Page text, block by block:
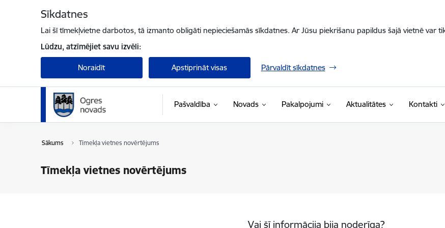
Sīkdatnes
Lai šī tīmekļvietne darbotos, tā izmanto obligāti nepieciešamās sīkdatnes. Ar Jūsu piekrišanu papildus šajā vietnē var
Lūdzu, atzīmējiet savu izvēli:
Noraidīt Apstiprināt visas Pārvaldīt sīkdatnes
Pašvaldība Novads Pakalpojumi Aktualitātes Kontakti
Sākums Tīmekļa vietnes novērtējums
Tīmekļa vietnes novērtējums
Vai šī informācija bija noderīga?